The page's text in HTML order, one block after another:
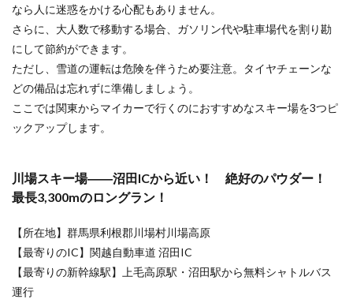
パーク
――都
心から
約100
分！
晴天率
90％、
雪質抜
群の軽
井沢の
キー場
5
別に
おす
すめ
スキ
ー場
なら人に迷惑をかける心配もありません。
さらに、大人数で移動する場合、ガソリン代や駐車場代を割り勘
にして節約ができます。
ただし、雪道の運転は危険を伴うため要注意。タイヤチェーンな
どの備品は忘れずに準備しましょう。
ここでは関東からマイカーで行くのにおすすめなスキー場を3つピ
ックアップします。
川場スキー場――沼田ICから近い！ 絶好のパウダー！
最長3,300mのロングラン！
【所在地】群馬県利根郡川場村川場高原
【最寄りのIC】関越自動車道 沼田IC
【最寄りの新幹線駅】上毛高原駅・沼田駅から無料シャトルバス
運行